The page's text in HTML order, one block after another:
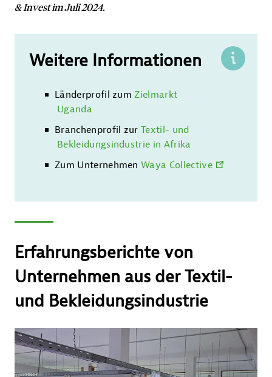
& Invest im Juli 2024.
Weitere Informationen
Länderprofil zumZielmarkt
Uganda
Branchenprofil zurTextil- und
Bekleidungsindustrie in Afrika
Zum UnternehmenWaya Collective
Erfahrungsberichte von
Unternehmen aus der Textil-
und Bekleidungsindustrie